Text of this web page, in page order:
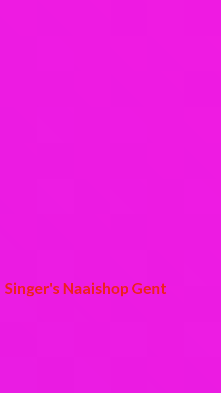
Singer's Naaishop Gent